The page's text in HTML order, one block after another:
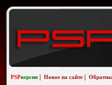
PSPверсия Новое на сайте